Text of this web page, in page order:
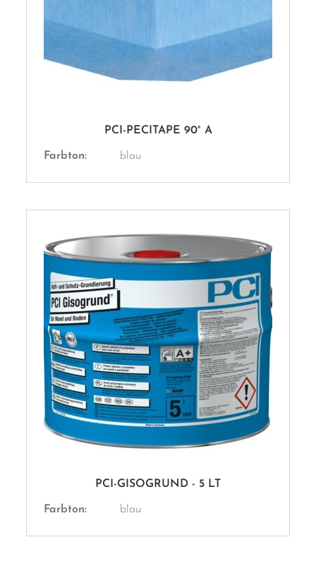
PCI-PECITAPE 90° A
Farbton: blau
PCI-GISOGRUND - 5 LT
Farbton: blau